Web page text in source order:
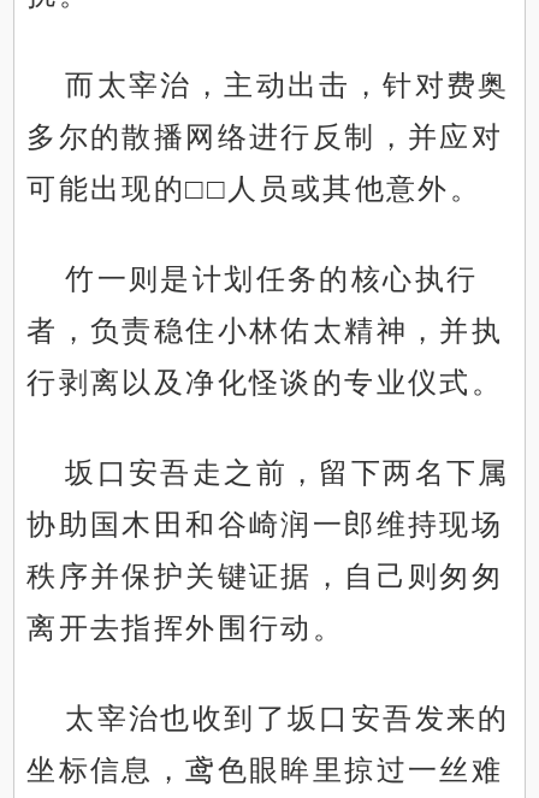
而太宰治，主动出击，针对费奥
多尔的散播网络进行反制，并应对
可能出现的□□人员或其他意外。
竹一则是计划任务的核心执行
者，负责稳住小林佑太精神，并执
行剥离以及净化怪谈的专业仪式。
坂口安吾走之前，留下两名下属
协助国木田和谷崎润一郎维持现场
秩序并保护关键证据，自己则匆匆
离开去指挥外围行动。
太宰治也收到了坂口安吾发来的
坐标信息，鸢色眼眸里掠过一丝难